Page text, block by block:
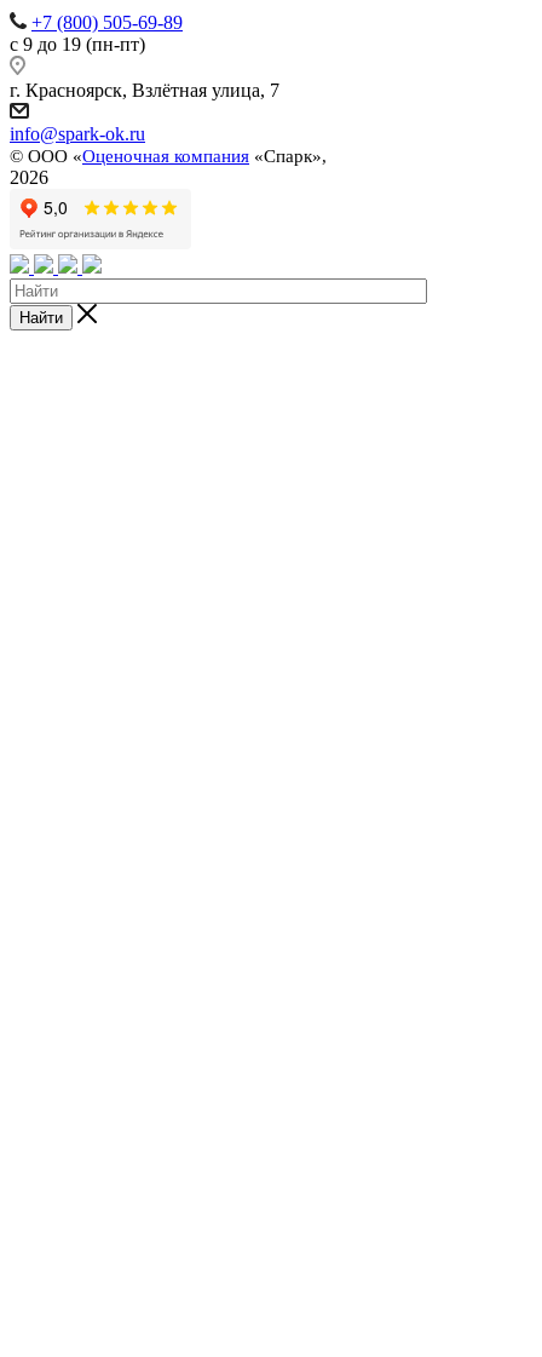
+7 (800) 505-69-89
с 9 до 19 (пн-пт)
г. Красноярск, Взлётная улица, 7
info@spark-ok.ru
© ООО «Оценочная компания «Спарк»,
2026
Найти